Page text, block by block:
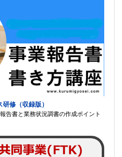
修（収録版）
告書と業務状況調書の作成ポイント